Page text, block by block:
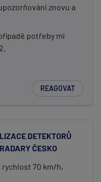
znovu a
potřeby mi
REAGOVAT
DETEKTORŮ
ČESKO
70 km/h,